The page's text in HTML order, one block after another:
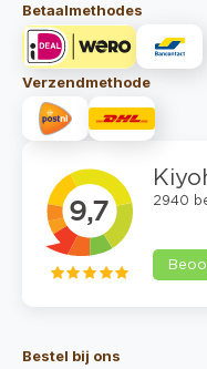
Betaalmethodes
Verzendmethode
Bestel bij ons